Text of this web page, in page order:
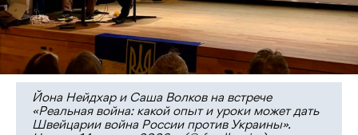
Йона Нейдхар и Саша Волков на встрече
«Реальная война: какой опыт и уроки может дать
Швейцарии война России против Украины».